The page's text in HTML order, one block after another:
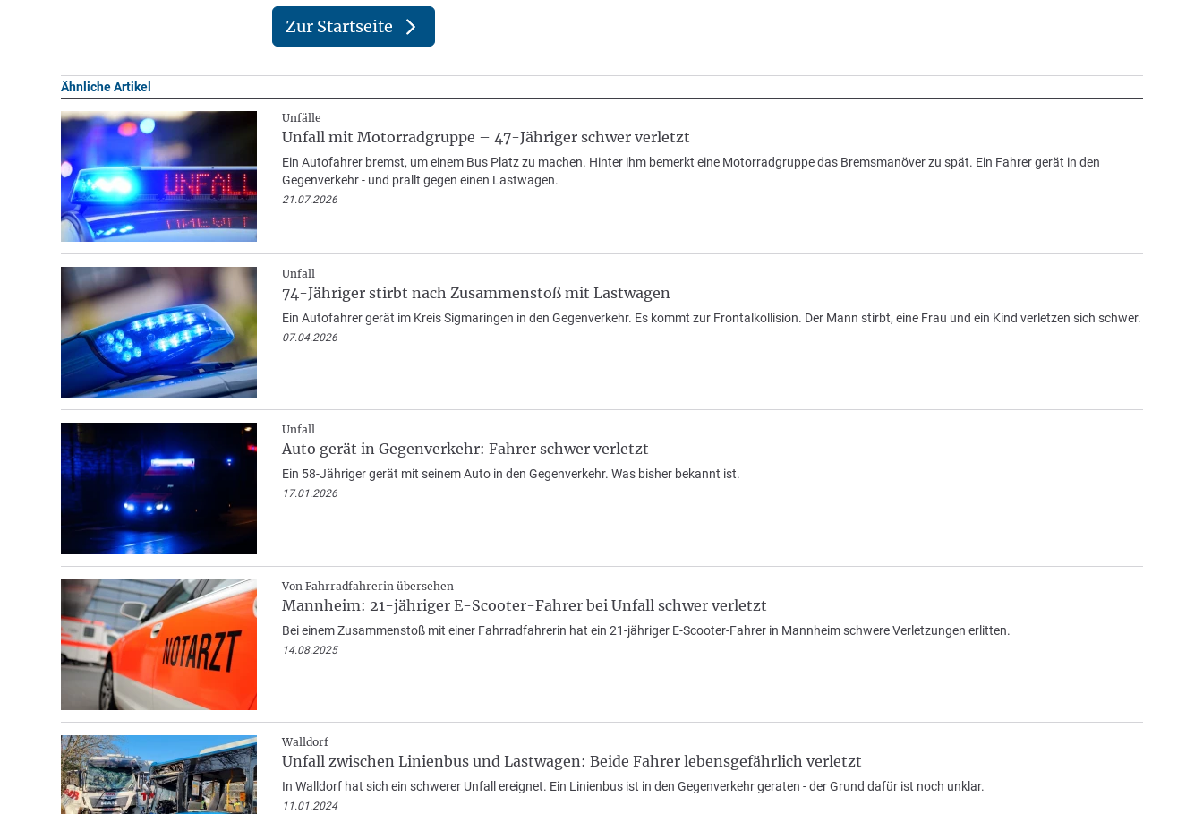
Zur Startseite
Ähnliche Artikel
Unfälle
Unfall mit Motorradgruppe – 47-Jähriger schwer verletzt
Ein Autofahrer bremst, um einem Bus Platz zu machen. Hinter ihm bemerkt eine Motorradgruppe das Bremsmanöver zu spät. Ein Fahrer gerät in den
Gegenverkehr - und prallt gegen einen Lastwagen.
21.07.2026
Unfall
74-Jähriger stirbt nach Zusammenstoß mit Lastwagen
Ein Autofahrer gerät im Kreis Sigmaringen in den Gegenverkehr. Es kommt zur Frontalkollision. Der Mann stirbt, eine Frau und ein Kind verletzen sich schwer.
07.04.2026
Unfall
Auto gerät in Gegenverkehr: Fahrer schwer verletzt
Ein 58-Jähriger gerät mit seinem Auto in den Gegenverkehr. Was bisher bekannt ist.
17.01.2026
Von Fahrradfahrerin übersehen
Mannheim: 21-jähriger E-Scooter-Fahrer bei Unfall schwer verletzt
Bei einem Zusammenstoß mit einer Fahrradfahrerin hat ein 21-jähriger E-Scooter-Fahrer in Mannheim schwere Verletzungen erlitten.
14.08.2025
Walldorf
Unfall zwischen Linienbus und Lastwagen: Beide Fahrer lebensgefährlich verletzt
In Walldorf hat sich ein schwerer Unfall ereignet. Ein Linienbus ist in den Gegenverkehr geraten - der Grund dafür ist noch unklar.
11.01.2024